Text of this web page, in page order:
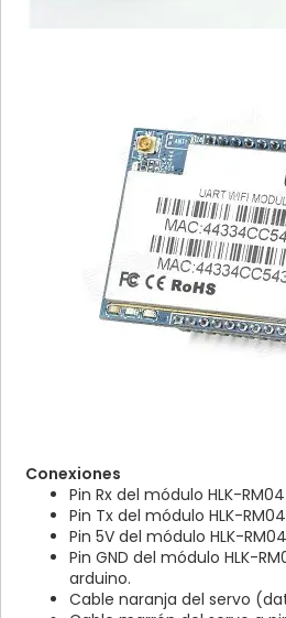
Conexiones
Pin Rx del módulo HLK-
Pin Tx del módulo HLK-
Pin 5V del módulo HLK-
Pin GND del módulo HLK-
arduino.
Cable naranja del servo